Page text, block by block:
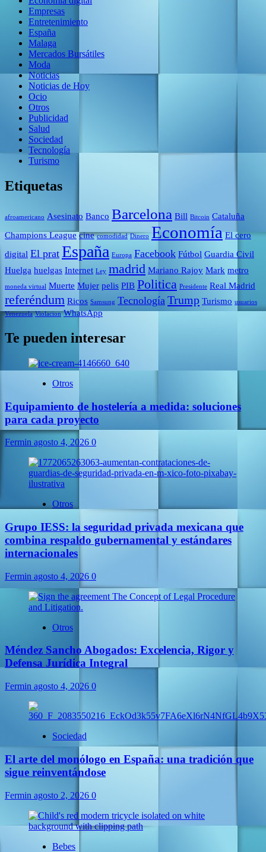
Empresas
Entretenimiento
España
Malaga
Mercados Bursátiles
Moda
Noticias
Noticias de Hoy
Ocio
Otros
Publicidad
Salud
Sociedad
Tecnología
Turismo
Etiquetas
afroamericano Asesinato Banco Barcelona Bill Bitcoin Cataluña
Champions League cine comodidad Dinero Economía El cero
digital El prat España Europa Facebook Fútbol Guardia Civil
Huelga huelgas Internet Ley madrid Mariano Rajoy Mark metro
moneda virtual Muerte Mujer pelis PIB Politica Presidente Real Madrid
referéndum Ricos Samsung Tecnología Trump Turismo usuarios
Venezuela Violacion WhatsApp
Te pueden interesar
Otros
Equipamiento de hostelería a medida: soluciones
para cada proyecto
Fermin agosto 4, 2026 0
Otros
Grupo IESS: la seguridad privada mexicana que
combina respaldo gubernamental y estándares
internacionales
Fermin agosto 4, 2026 0
Otros
Méndez Sancho Abogados: Excelencia, Rigor y
Defensa Jurídica Integral
Fermin agosto 4, 2026 0
Sociedad
El arte del monólogo en España: una tradición que
sigue reinventándose
Fermin agosto 2, 2026 0
Bebes